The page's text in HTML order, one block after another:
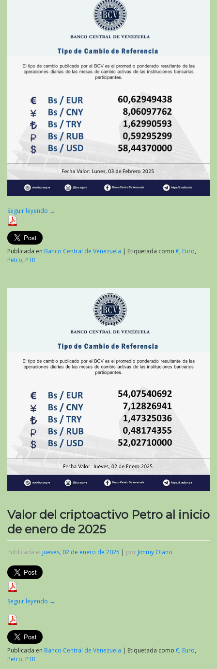
Seguir leyendo →
Publicada en Banco Central de Venezuela | Etiquetada como €, Euro,
Petro, PTR
Valor del criptoactivo Petro al inicio
de enero de 2025
Publicada el jueves, 02 de enero de 2025 | por Jimmy Olano
Seguir leyendo →
Publicada en Banco Central de Venezuela | Etiquetada como €, Euro,
Petro, PTR